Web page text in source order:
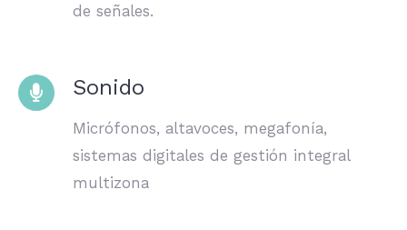
de señales.
Sonido
Micrófonos, altavoces, megafonía,
sistemas digitales de gestión integral
multizona